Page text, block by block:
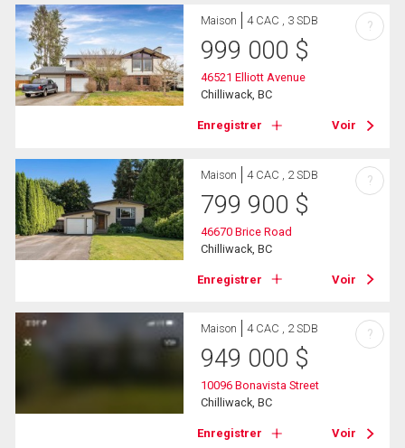
Maison 4 CAC , 3 SDB
999 000 $
46521 Elliott Avenue
Chilliwack, BC
Enregistrer Voir
?
Maison 4 CAC , 2 SDB
799 900 $
46670 Brice Road
Chilliwack, BC
Enregistrer Voir
?
Maison 4 CAC , 2 SDB
949 000 $
10096 Bonavista Street
Chilliwack, BC
Enregistrer Voir
?